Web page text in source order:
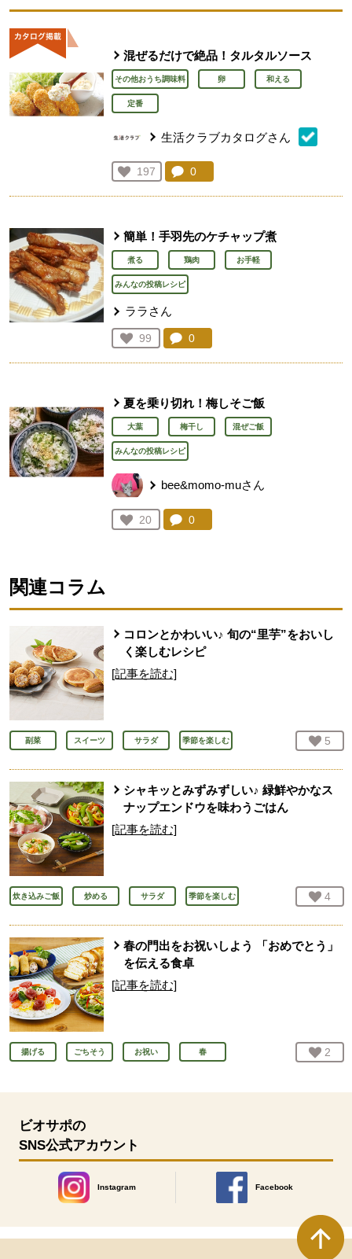
混ぜるだけで絶品！タルタルソース
その他おうち調味料 卵 和える
定番
生活クラブカタログさん
お気に入り登録：
197
人が登録
コメント：
0
簡単！手羽先のケチャップ煮
煮る 鶏肉 お手軽
みんなの投稿レシピ
ララさん
お気に入り登録：
99
人が登録
コメント：
0
夏を乗り切れ！梅しそご飯
大葉 梅干し 混ぜご飯
みんなの投稿レシピ
bee&momo-muさん
お気に入り登録：
20
人が登録
コメント：
0
関連コラム
コロンとかわいい♪ 旬の“里芋”をおいし
く楽しむレシピ
[記事を読む]
副菜 スイーツ サラダ 季節を楽しむ お気
5
シャキッとみずみずしい♪ 緑鮮やかなス
ナップエンドウを味わうごはん
[記事を読む]
炊き込みご飯 炒める サラダ 季節を楽しむ お気
4
春の門出をお祝いしよう 「おめでとう」
を伝える食卓
[記事を読む]
揚げる ごちそう お祝い 春 お気
2
ビオサポの
SNS公式アカウント
Instagram
別のウィンドウで開きます。
Facebook
別のウィンドウで開きます